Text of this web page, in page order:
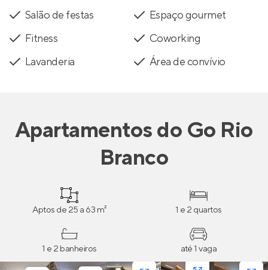
Salão de festas
Espaço gourmet
Fitness
Coworking
Lavanderia
Área de convívio
Apartamentosdo Go Rio
Branco
Aptos de 25 a 63 m² 1 e 2 quartos
1 e 2 banheiros até 1 vaga